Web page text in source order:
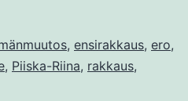
, ensirakkaus, ero,
, Piiska-Riina, rakkaus,